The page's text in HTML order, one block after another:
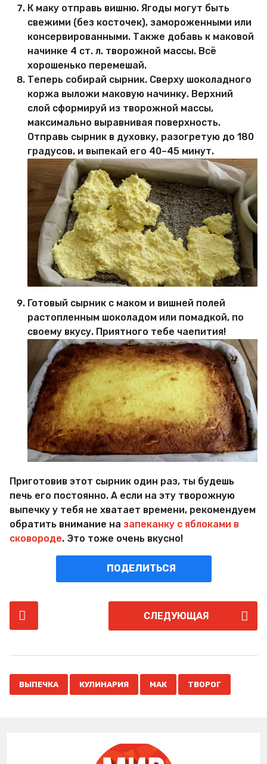
К маку отправь вишню. Ягоды могут быть
свежими (без косточек), замороженными или
консервированными. Также добавь к маковой
начинке 4 ст. л. творожной массы. Всё
хорошенько перемешай.
Теперь собирай сырник. Сверху шоколадного
коржа выложи маковую начинку. Верхний
слой сформируй из творожной массы,
максимально выравнивая поверхность.
Отправь сырник в духовку, разогретую до 180
градусов, и выпекай его 40–45 минут.
Готовый сырник с маком и вишней полей
растопленным шоколадом или помадкой, по
своему вкусу. Приятного тебе чаепития!
Приготовив этот сырник один раз, ты будешь
печь его постоянно. А если на эту творожную
выпечку у тебя не хватает времени, рекомендуем
обратить внимание на запеканку с яблоками в
сковороде. Это тоже очень вкусно!
ПОДЕЛИТЬСЯ
o
P
СЛЕДУЮЩАЯ
ВЫПЕЧКА КУЛИНАРИЯ МАК ТВОРОГ